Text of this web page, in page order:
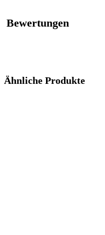
Bewertungen
Ähnliche Produkte